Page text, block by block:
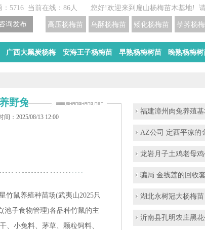
您好!欢迎来到扁山杨梅苗木基地!
5716 当前在线：86人
荸荠杨
矮化杨梅苗价格
乌酥杨梅苗培育基地
高压杨梅苗
广西大黑炭杨梅 安海王子杨梅苗 早熟杨梅树苗 晚熟杨梅树
野兔)
间：2025/08/13 12:00
竹鼠养殖种苗场(武夷山2025只
池子食物管理)各品种竹鼠的主
、小兔料、茅草、颗粒饲料、
福建漳州肉兔养殖
AZ公司 定西平凉的
龙岩月子土鸡老母
骗局 金线莲的回收
湖北永树冠大杨梅
沂南县孔明农庄黑